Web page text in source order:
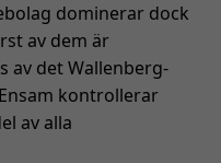
dominerar dock
av dem är
av det Wallenberg-
kontrollerar
av alla